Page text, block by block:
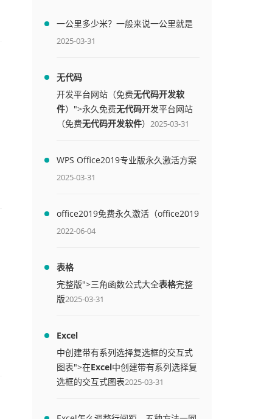
一公里多少米？一般来说一公里就是
1000米
2025-03-31
无代码
开发平台网站（免费无代码开发软
件）">永久免费无代码开发平台网站
（免费无代码开发软件） 2025-03-31
WPS Office2019专业版永久激活方案
(附终身授权序列号)
2025-03-31
office2019免费永久激活（office2019
免费永久激活码）
2022-06-04
表格
完整版">三角函数公式大全表格完整
版2025-03-31
Excel
中创建带有系列选择复选框的交互式
图表">在Excel中创建带有系列选择复
选框的交互式图表2025-03-31